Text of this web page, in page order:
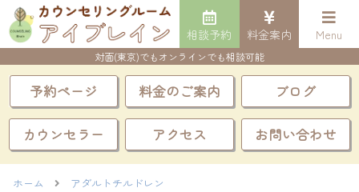
対面(東京)でもオンラインでも相談可能
予約ページ 料金のご案内 ブログ
カウンセラー アクセス お問い合わせ
ホーム アダルトチルドレン
相談予約 料金案内 Menu